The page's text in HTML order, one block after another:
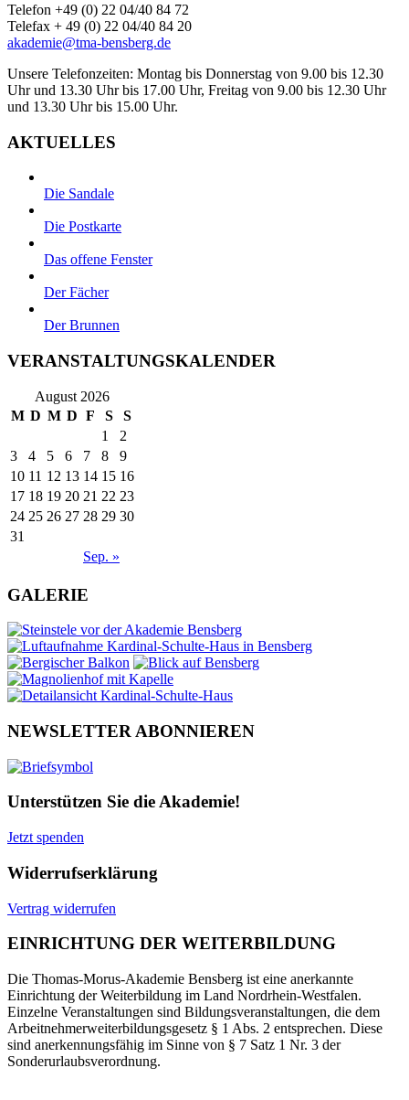
Telefon +49 (0) 22 04/40 84 72
Telefax + 49 (0) 22 04/40 84 20
akademie@tma-bensberg.de
Unsere Telefonzeiten: Montag bis Donnerstag von 9.00 bis 12.30
Uhr und 13.30 Uhr bis 17.00 Uhr, Freitag von 9.00 bis 12.30 Uhr
und 13.30 Uhr bis 15.00 Uhr.
AKTUELLES
Die Sandale
Die Postkarte
Das offene Fenster
Der Fächer
Der Brunnen
VERANSTALTUNGSKALENDER
August 2026
M D M D F S S
Sep. »
1
2
3
4 5 6 7 8
9
10 11 12 13 14 15 16
17 18 19 20 21 22 23
24 25 26 27 28 29 30
31
GALERIE
NEWSLETTER ABONNIEREN
Unterstützen Sie die Akademie!
Jetzt spenden
Widerrufserklärung
Vertrag widerrufen
EINRICHTUNG DER WEITERBILDUNG
Die Thomas-Morus-Akademie Bensberg ist eine anerkannte
Einrichtung der Weiterbildung im Land Nordrhein-Westfalen.
Einzelne Veranstaltungen sind Bildungsveranstaltungen, die dem
Arbeitnehmerweiterbildungsgesetz § 1 Abs. 2 entsprechen. Diese
sind anerkennungsfähig im Sinne von § 7 Satz 1 Nr. 3 der
Sonderurlaubsverordnung.